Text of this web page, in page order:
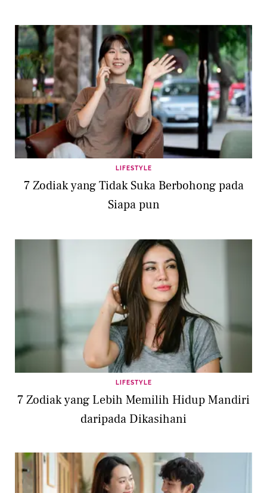
LIFESTYLE
7 Zodiak yang Tidak Suka Berbohong pada
Siapa pun
LIFESTYLE
7 Zodiak yang Lebih Memilih Hidup Mandiri
daripada Dikasihani